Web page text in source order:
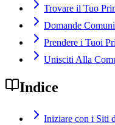
Trovare il Tuo
Domande
Prendere i Tuoi
Unisciti Alla
Indice
Iniziare con i Siti